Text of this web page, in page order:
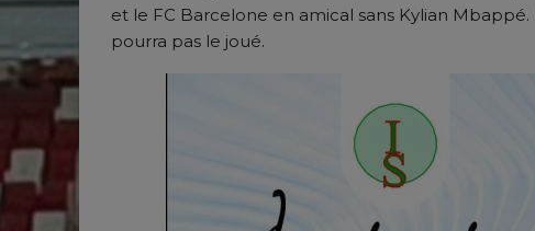
et le FC Barcelone en amical sans Kylian
pourra pas le joué.